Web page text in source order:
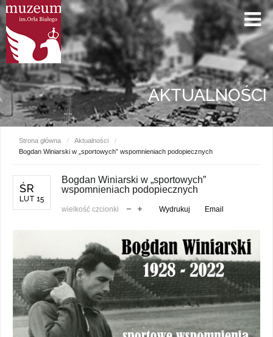
AKTUALNOŚCI
Strona główna / Aktualności
/
Bogdan Winiarski w „sportowych” wspomnieniach podopiecznych
ŚR
LUT 15
Bogdan Winiarski w „sportowych”
wspomnieniach podopiecznych
wielkość czcionki Wydrukuj Email